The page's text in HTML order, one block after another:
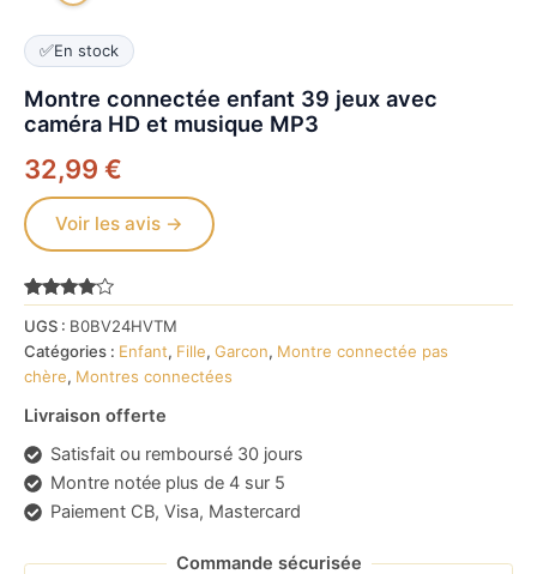
✅En stock
Montre connectée enfant 39 jeux avec
caméra HD et musique MP3
32,99 €
Voir les avis →
sur 5
basé
sur
notations
UGS : B0BV24HVTM
Catégories : Enfant, Fille, Garcon, Montre connectée pas
chère, Montres connectées
Livraison offerte
Satisfait ou remboursé 30 jours
Montre notée plus de 4 sur 5
Paiement CB, Visa, Mastercard
Commande sécurisée